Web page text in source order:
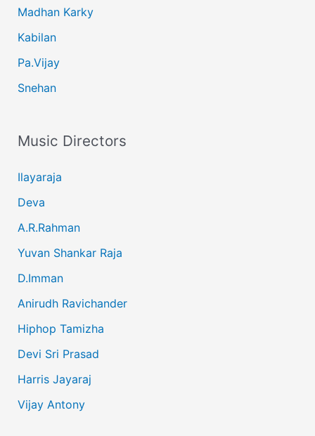
Madhan Karky
Kabilan
Pa.Vijay
Snehan
Music Directors
Ilayaraja
Deva
A.R.Rahman
Yuvan Shankar Raja
D.Imman
Anirudh Ravichander
Hiphop Tamizha
Devi Sri Prasad
Harris Jayaraj
Vijay Antony